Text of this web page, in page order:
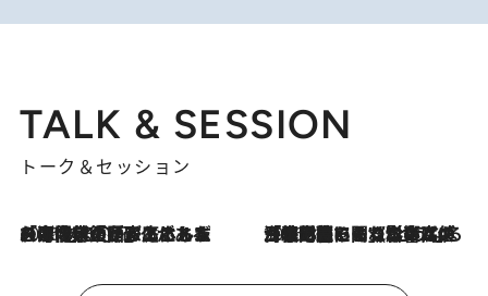
TALK & SESSION
トーク＆セッション
2026.8.3
「今後値上げがあるとすれば…」「リスクがあるのは今年の冬」エネルギー専門家が語る、ホルムズ海峡封鎖が家庭にもたらす“ある心配” 2026.8.3
「住宅建てられない…」「サーチャージ料の高値が続いている」ホルムズ海峡封鎖による影響はいつまで続く？《エネルギー専門家に聞く“どうなる日本の暮らし”》